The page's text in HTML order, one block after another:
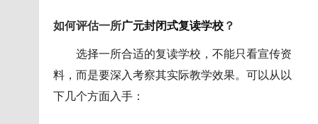
如何评估一所广元封闭式复读学校？
选择一所合适的复读学校，不能只看宣传资
料，而是要深入考察其实际教学效果。可以从以
下几个方面入手：